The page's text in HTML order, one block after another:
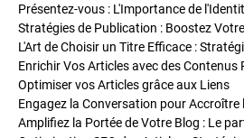
Présentez-vous : L'Importance de
L'Art de Choisir un Titre Efficace :
Optimiser vos Articles grâce aux Liens
Engagez la Conversation pour Accroître
Amplifiez la Portée de Votre Blog : Le